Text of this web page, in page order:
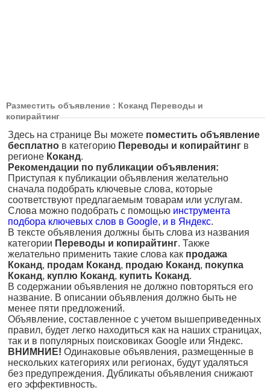
Разместить объявление : Коканд Переводы и
копирайтинг
Здесь на странице Вы можете поместить объявление
бесплатно в категорию Переводы и копирайтинг в
регионе Коканд.
Рекомендации по публикации объявления:
Приступая к публикации объявления желательно
сначала подобрать ключевые слова, которые
соответствуют предлагаемым товарам или услугам.
Слова можно подобрать с помощью инструмента
подбора ключевых слов в Google, и в Яндекс.
В тексте объявления должны быть слова из названия
категории Переводы и копирайтинг. Также
желательно применить такие слова как продажа
Коканд, продам Коканд, продаю Коканд, покупка
Коканд, куплю Коканд, купить Коканд.
В содержании объявления не должно повторяться его
название. В описании объявления должно быть не
менее пяти предложений.
Объявление, составленное с учетом вышеприведенных
правил, будет легко находиться как на наших страницах,
так и в популярных поисковиках Google или Яндекс.
ВНИМНИЕ! Одинаковые объявления, размещенные в
нескольких категориях или регионах, будут удаляться
без предупреждения. Дубликаты объявления снижают
его эффективность.